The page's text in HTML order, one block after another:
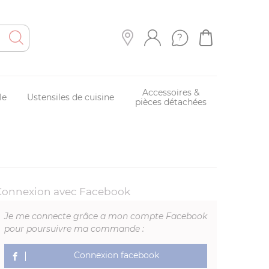
Ustensiles de cuisine
Accessoires &
pièces détachées
avec Facebook
Je me connecte grâce a mon compte Facebook
pour poursuivre ma commande :
Connexion facebook